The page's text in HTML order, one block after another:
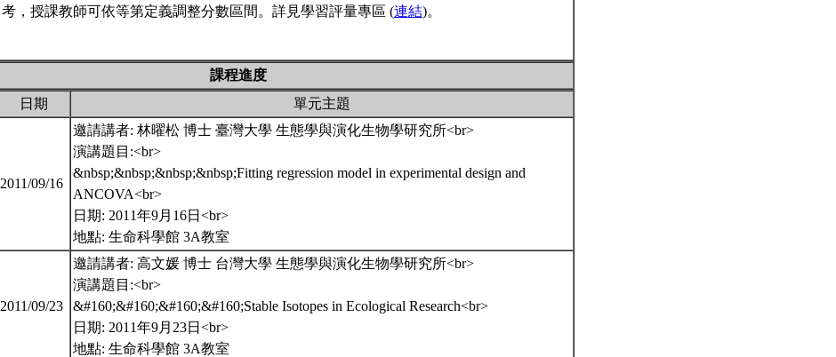
考，授課教師可依等第定義調整分數區間。詳見學習評量專區 (連結)。
課程進度
日期 單元主題
2011/09/16
邀請講者: 林曜松 博士 臺灣大學 生態學與演化生物學研究所<br>
演講題目:<br>
&nbsp;&nbsp;&nbsp;&nbsp;Fitting regression model in experimental design and
ANCOVA<br>
日期: 2011年9月16日<br>
地點: 生命科學館 3A教室
2011/09/23
邀請講者: 高文媛 博士 台灣大學 生態學與演化生物學研究所<br>
演講題目:<br>
&#160;&#160;&#160;&#160;Stable Isotopes in Ecological Research<br>
日期: 2011年9月23日<br>
地點: 生命科學館 3A教室